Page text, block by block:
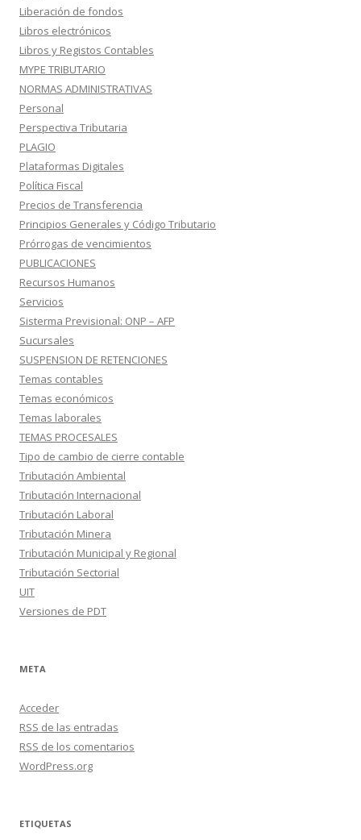
Liberación de fondos
Libros electrónicos
Libros y Registos Contables
MYPE TRIBUTARIO
NORMAS ADMINISTRATIVAS
Personal
Perspectiva Tributaria
PLAGIO
Plataformas Digitales
Política Fiscal
Precios de Transferencia
Principios Generales y Código Tributario
Prórrogas de vencimientos
PUBLICACIONES
Recursos Humanos
Servicios
Sisterma Previsional: ONP – AFP
Sucursales
SUSPENSION DE RETENCIONES
Temas contables
Temas económicos
Temas laborales
TEMAS PROCESALES
Tipo de cambio de cierre contable
Tributación Ambiental
Tributación Internacional
Tributación Laboral
Tributación Minera
Tributación Municipal y Regional
Tributación Sectorial
UIT
Versiones de PDT
META
Acceder
RSS de las entradas
RSS de los comentarios
WordPress.org
ETIQUETAS